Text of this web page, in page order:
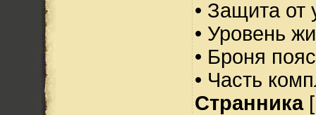
• Защита от
• Уровень
• Броня
• Часть
Странника